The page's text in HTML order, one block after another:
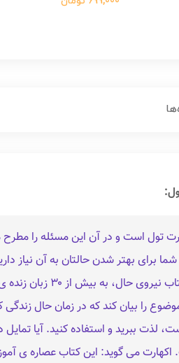
تول است و در آن این مسئله را مطرح
برای بهتر شدن حالتان به آن نیاز
به زندگی خود
را بیان کند که در زمان حال زندگی
لذت ببرید و استفاده کنید. آیا تمایل
می گوید: این کتاب عصاره‌ ی